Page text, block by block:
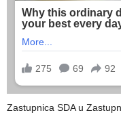
Zastupnica SDA u